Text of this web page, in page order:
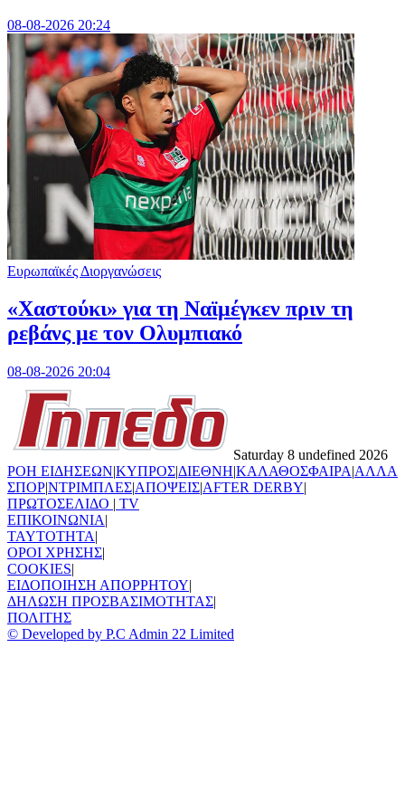
08-08-2026 20:24
Ευρωπαϊκές Διοργανώσεις
«Χαστούκι» για τη Ναϊμέγκεν πριν τη
ρεβάνς με τον Ολυμπιακό
08-08-2026 20:04
Saturday 8 undefined 2026
ΡΟΗ ΕΙΔΗΣΕΩΝ|ΚΥΠΡΟΣ|ΔΙΕΘΝΗ|ΚΑΛΑΘΟΣΦΑΙΡΑ|ΑΛΛΑ
ΣΠΟΡ|ΝΤΡΙΜΠΛΕΣ|ΑΠΟΨΕΙΣ|AFTER DERBY|
ΠΡΩΤΟΣΕΛΙΔΟ | TV
ΕΠΙΚΟΙΝΩΝΙΑ|
TAYTOTHTA|
ΟΡΟΙ ΧΡΗΣΗΣ|
COOKIES|
ΕΙΔΟΠΟΙΗΣΗ ΑΠΟΡΡΗΤΟΥ|
ΔΗΛΩΣΗ ΠΡΟΣΒΑΣΙΜΟΤΗΤΑΣ|
ΠΟΛΙΤΗΣ
© Developed by P.C Admin 22 Limited